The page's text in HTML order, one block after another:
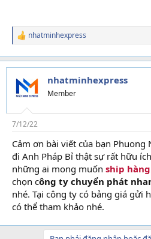
R
a
c
t
i
o
s
:
nhatminhexpress
nhatminhexpress
Member
7/12/22
Cảm ơn bài viết của bạn Phuong
đi Anh Pháp Bỉ thật sự rất hữu
những ai mong muốn ship
chọn công ty chuyển phát
nhé. Tại công ty có bảng giá gửi
có thể tham khảo nhé.